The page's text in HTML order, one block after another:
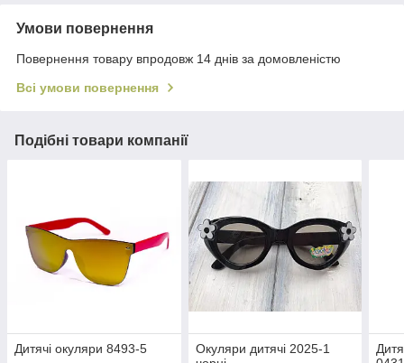
Умови повернення
Повернення товару впродовж 14 днів за домовленістю
Всі умови повернення
Подібні товари компанії
Дитячі окуляри 8493-5
Окуляри дитячі 2025-1